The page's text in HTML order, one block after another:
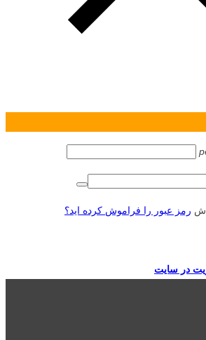
رمز عبور را فراموش کرده اید؟
در سایت